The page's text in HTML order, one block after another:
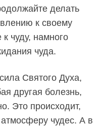
делать
к своему
чуду, намного
чуда.
Святого Духа,
другая болезнь,
Это происходит,
чудес. А в